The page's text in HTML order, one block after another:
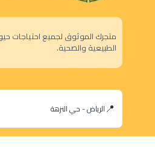
متجرك الموثوق لجميع احتياجات
الطبيعية والصحية.
الرياض - حي النزهة